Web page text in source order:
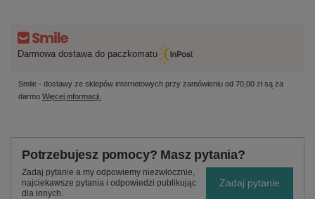
Darmowa dostawa do paczkomatu
Smile - dostawy ze sklepów internetowych przy zamówieniu od 70,00 złsą za
darmo Więcej informacji.
Potrzebujesz pomocy? Masz pytania?
Zadaj pytanie a my odpowiemy niezwłocznie,
najciekawsze pytania i odpowiedzi publikując
dla innych.
Zadaj pytanie